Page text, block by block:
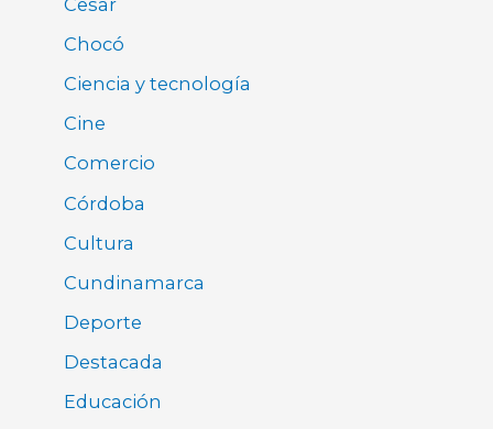
Cesar
Chocó
Ciencia y tecnología
Cine
Comercio
Córdoba
Cultura
Cundinamarca
Deporte
Destacada
Educación